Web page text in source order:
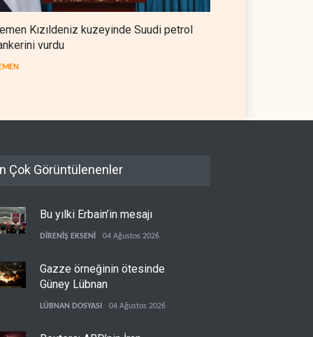
Kızıldeniz kuzeyinde Suudi petrol
vurdu
Çok Görüntülenenler
Bu yılki Erbain’in mesajı
DİRENİŞ EKSENİ 04 Ağustos 2026
Gazze örneğinin ötesinde
Güney Lübnan
LÜBNAN DOSYASI 04 Ağustos 2026